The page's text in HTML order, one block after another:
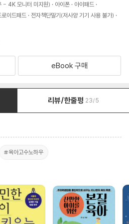
- 4K 모니터 미지원) 아이폰
아이패드
로이드패드
전자책단말기(저사양 기기 사용 불가)
eBook 구매
리뷰/한줄평 23/5
#육아고수노하우